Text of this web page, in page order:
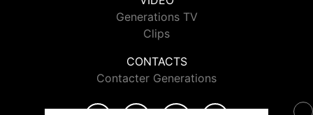
Generations TV
Clips
CONTACTS
Contacter Generations